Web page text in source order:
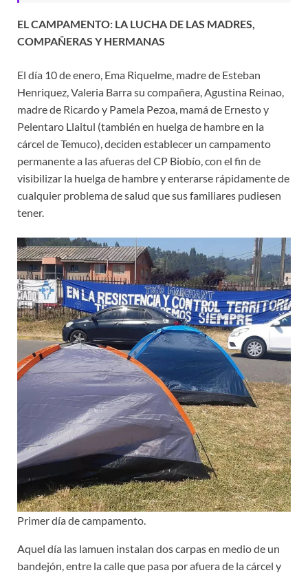
EL CAMPAMENTO: LA LUCHA DE LAS MADRES,
COMPAÑERAS Y HERMANAS
El día 10 de enero, Ema Riquelme, madre de Esteban
Henriquez, Valeria Barra su compañera, Agustina Reinao,
madre de Ricardo y Pamela Pezoa, mamá de Ernesto y
Pelentaro Llaitul (también en huelga de hambre en la
cárcel de Temuco), deciden establecer un campamento
permanente a las afueras del CP Biobío, con el fin de
visibilizar la huelga de hambre y enterarse rápidamente de
cualquier problema de salud que sus familiares pudiesen
tener.
Primer día de campamento.
Aquel día las lamuen instalan dos carpas en medio de un
bandejón, entre la calle que pasa por afuera de la cárcel y